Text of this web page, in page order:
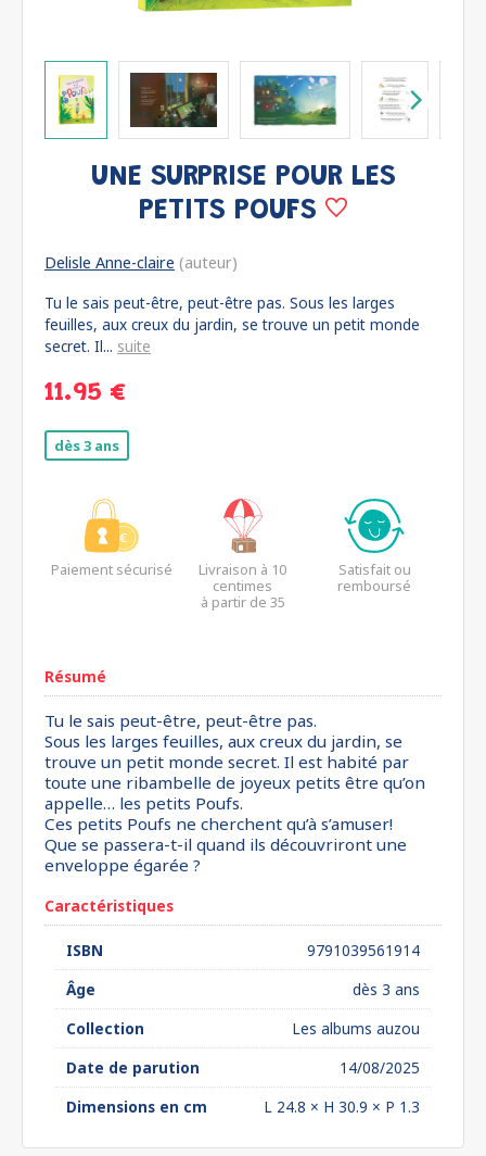
UNE SURPRISE POUR LES
PETITS POUFS
Delisle Anne-claire (auteur)
Tu le sais peut-être, peut-être pas. Sous les larges
feuilles, aux creux du jardin, se trouve un petit monde
secret. Il... suite
11.95 €
dès 3 ans
Paiement sécurisé
Livraison à 10
centimes
à partir de 35
Satisfait ou
remboursé
Résumé
Tu le sais peut-être, peut-être pas.
Sous les larges feuilles, aux creux du jardin, se
trouve un petit monde secret. Il est habité par
toute une ribambelle de joyeux petits être qu’on
appelle… les petits Poufs.
Ces petits Poufs ne cherchent qu’à s’amuser!
Que se passera-t-il quand ils découvriront une
enveloppe égarée ?
Caractéristiques
ISBN
9791039561914
Âge
dès 3 ans
Collection
Les albums auzou
Date de parution
14/08/2025
Dimensions en cm
L 24.8 × H 30.9 × P 1.3